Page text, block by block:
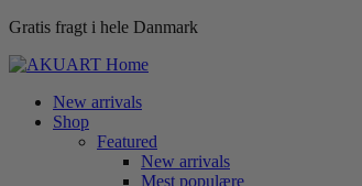
Gratis fragt i hele Danmark
New arrivals
Shop
Featured
New arrivals
Mest populære